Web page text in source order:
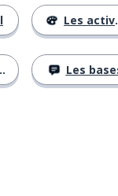
Les activités
Les